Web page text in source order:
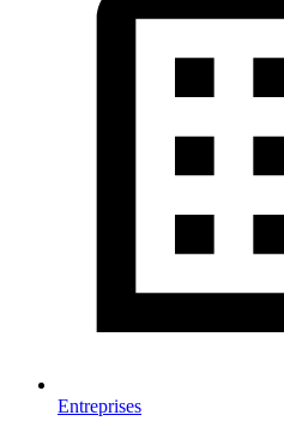
Entreprises